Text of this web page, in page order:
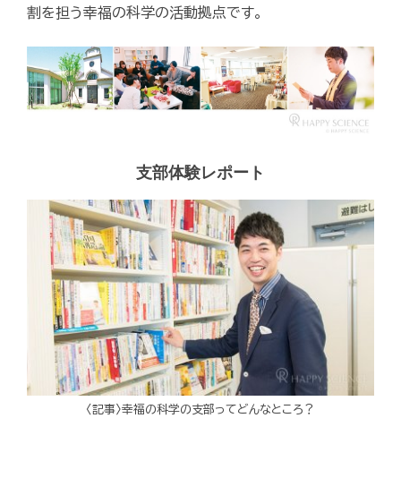
割を担う幸福の科学の活動拠点です。
支部体験レポート
〈記事〉幸福の科学の支部ってどんなところ？